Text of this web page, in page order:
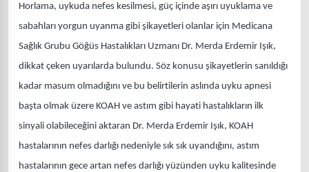
Horlama, uykuda nefes kesilmesi, güç içinde aşırı uyuklama ve
sabahları yorgun uyanma gibi şikayetleri olanlar için Medicana
Sağlık Grubu Göğüs Hastalıkları Uzmanı Dr. Merda Erdemir Işık,
dikkat çeken uyarılarda bulundu. Söz konusu şikayetlerin sanıldığı
kadar masum olmadığını ve bu belirtilerin aslında uyku apnesi
başta olmak üzere KOAH ve astım gibi hayati hastalıkların ilk
sinyali olabileceğini aktaran Dr. Merda Erdemir Işık, KOAH
hastalarının nefes darlığı nedeniyle sık sık uyandığını, astım
hastalarının gece artan nefes darlığı yüzünden uyku kalitesinde